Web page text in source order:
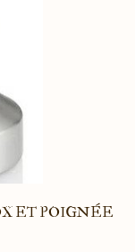
ET POIGNÉE